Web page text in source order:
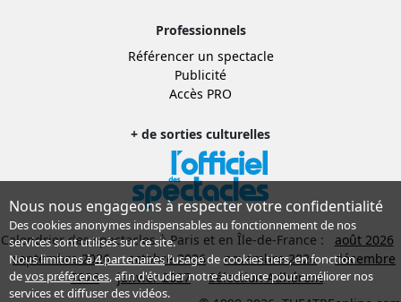
Professionnels
Référencer un spectacle
Publicité
Accès PRO
+ de sorties culturelles
Calendrier des spectacles à Paris et en Île-de-France :
août 2026
septembre 2026
octobre 2026 novembre 2026
décembre
2026
janvier 2027
Sélection Adhérent
Nous nous engageons à respecter votre confidentialité
Des cookies anonymes indispensables au fonctionnement de nos
services sont utilisés sur ce site.
Nous limitons à4 partenairesl’usage de cookies tiers, en fonction
devos préférences, afin d'étudier notre audience pour améliorer nos
services et diffuser des vidéos.